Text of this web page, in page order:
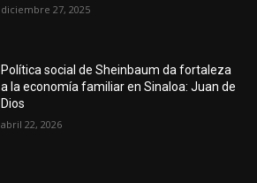
diciembre 27, 2025
Política social de Sheinbaum da fortaleza
a la economía familiar en Sinaloa: Juan de
Dios
abril 22, 2026